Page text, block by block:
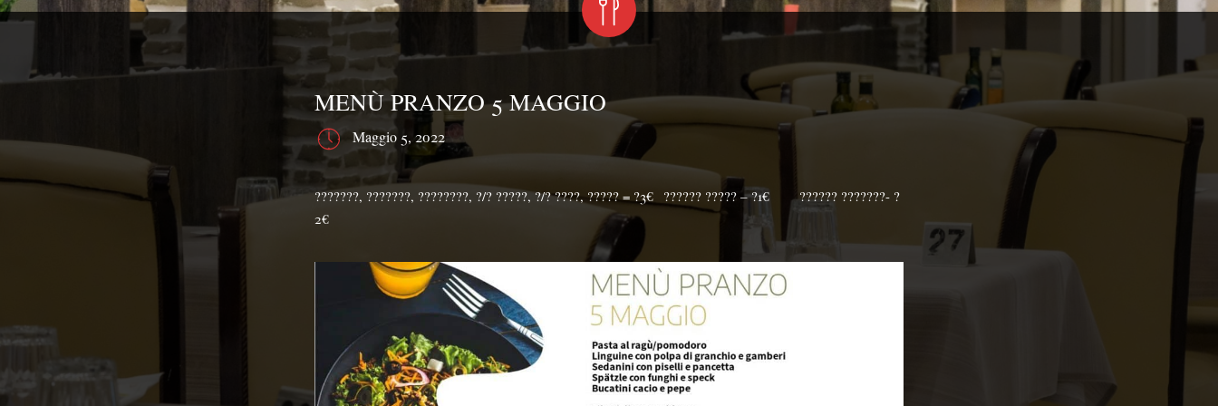
MENÙ PRANZO 5 MAGGIO
Maggio 5, 2022
???????, ???????, ????????, ?/? ?????, ?/? ????, ????? = ?3€⁣⁣⠀?????? ????? – ?1€⠀⠀⁣⁣⠀?????? ???????- ?
2€